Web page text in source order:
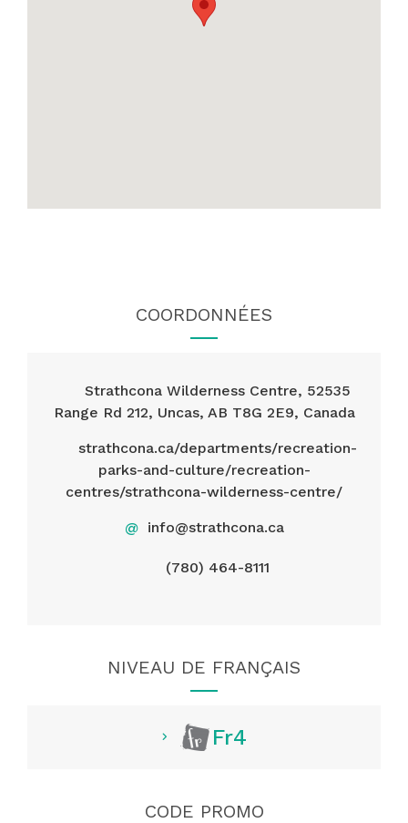
COORDONNÉES
Strathcona Wilderness Centre, 52535
Range Rd 212, Uncas, AB T8G 2E9, Canada
strathcona.ca/departments/recreation-
parks-and-culture/recreation-
centres/strathcona-wilderness-centre/
@ info@strathcona.ca
(780) 464-8111
NIVEAU DE FRANÇAIS
Fr4
CODE PROMO